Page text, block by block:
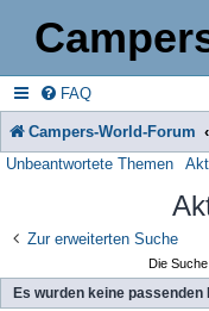
FAQ
Campers-World-Forum
Unbeantwortete Themen
Zur erweiterten Suche
Die
Es wurden keine